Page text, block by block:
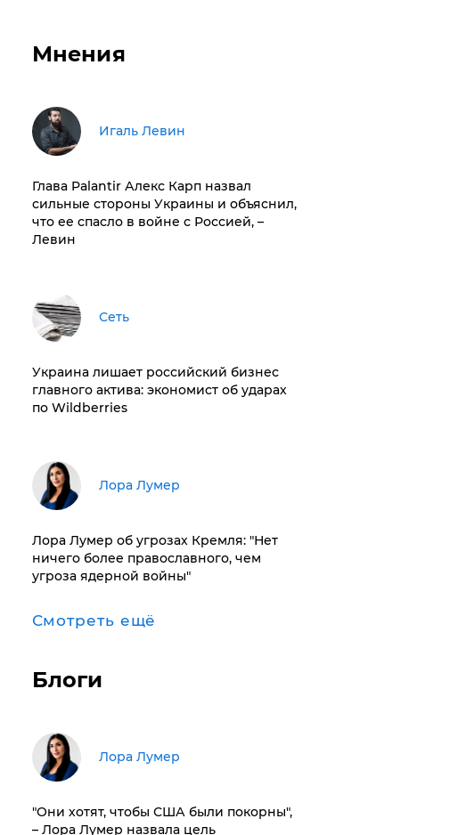
Мнения
Игаль Левин
Глава Palantir Алекс Карп назвал
сильные стороны Украины и объяснил,
что ее спасло в войне с Россией, –
Левин
Сеть
​Украина лишает российский бизнес
главного актива: экономист об ударах
по Wildberries
​Лора Лумер
Лора Лумер об угрозах Кремля: "Нет
ничего более православного, чем
угроза ядерной войны"
Смотреть ещё
Блоги
​Лора Лумер
"Они хотят, чтобы США были покорны",
– Лора Лумер назвала цель